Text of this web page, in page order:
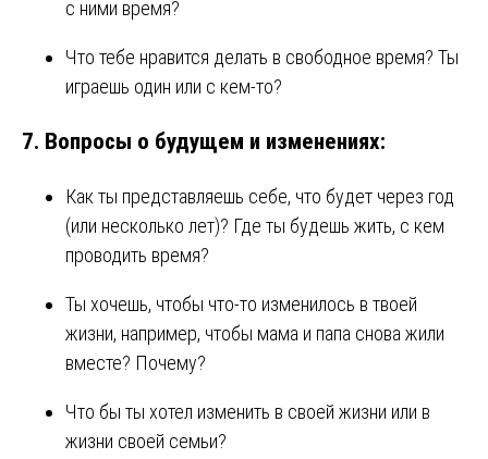
с ними время?
Что тебе нравится делать в свободное время? Ты
играешь один или с кем-то?
7. Вопросы о будущем и изменениях:
Как ты представляешь себе, что будет через год
(или несколько лет)? Где ты будешь жить, с кем
проводить время?
Ты хочешь, чтобы что-то изменилось в твоей
жизни, например, чтобы мама и папа снова жили
вместе? Почему?
Что бы ты хотел изменить в своей жизни или в
жизни своей семьи?